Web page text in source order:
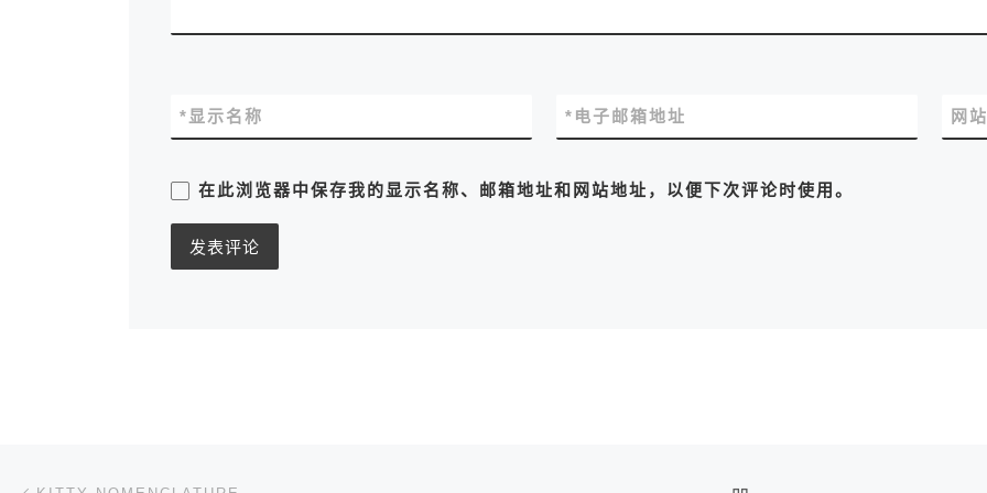
显示名称
* 电子邮箱地址
* 网
在此浏览器中保存我的显示名称、邮箱地址和网站地址，以便下次评论时使用。
文章导航